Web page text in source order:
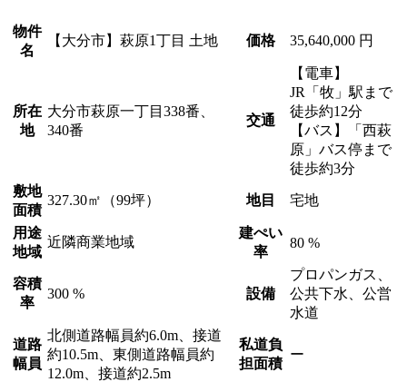
物件
名
【大分市】萩原1丁目 土地 価格 35,640,000 円
所在
地
大分市萩原一丁目338番、
340番
交通
【電車】
JR「牧」駅まで
徒歩約12分
【バス】「西萩
原」バス停まで
徒歩約3分
敷地
面積
327.30㎡（99坪） 地目 宅地
用途
地域
近隣商業地域
建ぺい
率
80 %
容積
率
300 % 設備
プロパンガス、
公共下水、公営
水道
道路
幅員
北側道路幅員約6.0m、接道
約10.5m、東側道路幅員約
12.0m、接道約2.5m
私道負
担面積
ー